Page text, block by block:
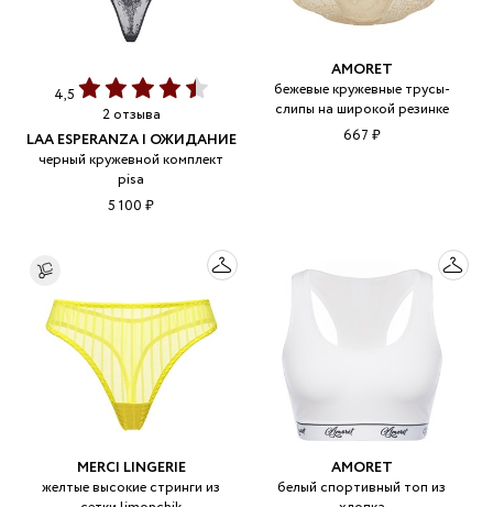
4,5
2 отзыва
LAA ESPERANZA | ОЖИДАНИЕ
черный кружевной комплект
pisa
5 100 ₽
AMORET
бежевые кружевные трусы-
слипы на широкой резинке
667 ₽
MERCI LINGERIE
желтые высокие стринги из
AMORET
белый спортивный топ из